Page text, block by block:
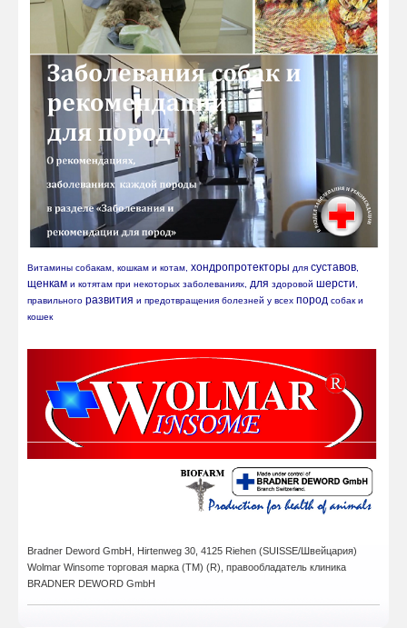
Витамины собакам, кошкам и котам, хондропротекторы для суставов
щенкам и котятам при некоторых заболеваниях, для здоровой шерсти,
правильного развития и предотвращения болезней у всех пород собак и
кошек
Bradner Deword GmbH, Hirtenweg 30, 4125 Riehen (SUISSE/Швейцария)
Wolmar Winsome торговая марка (ТМ) (R), правообладатель клиника
BRADNER DEWORD GmbH